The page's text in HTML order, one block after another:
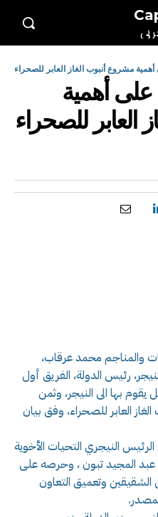
مشروع أنبوب الغاز العابر للصحراء
على أهمية
العابر للصحراء
والمناجم محمد عرقاب،
رئيس الدولة، الفريق أول
يقوم بها الى النيجر، وثمن
العابر للصحراء، وفق بيان
النيجري التحيات الأخوية
المجيد تبون ، وحرصه على
الشقيقين وتعميق التعاون